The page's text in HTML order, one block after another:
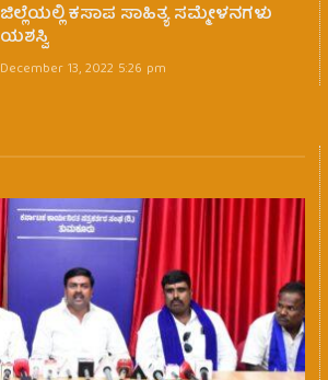
ಜಿಲ್ಲೆಯಲ್ಲಿ ಕಸಾಪ ಸಾಹಿತ್ಯ ಸಮ್ಮೇಳನಗಳು
ಯಶಸ್ವಿ
December 13, 2022 5:26 pm